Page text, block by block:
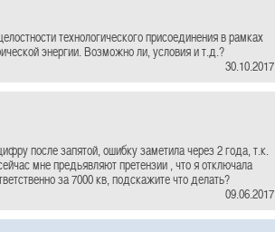
технологического присоединения в рамках
энергии. Возможно ли, условия и т.д.?
30.10.2017
после запятой, ошибку заметила через 2 года, т.к.
мне предьявляют претензии , что я отключала
за 7000 кв, подскажите что делать?
09.06.2017